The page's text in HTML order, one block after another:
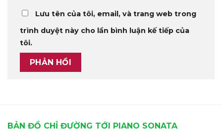
Lưu tên của tôi, email, và trang web trong
trình duyệt này cho lần bình luận kế tiếp của
tôi.
BẢN ĐỒ CHỈ ĐƯỜNG TỚI PIANO SONATA